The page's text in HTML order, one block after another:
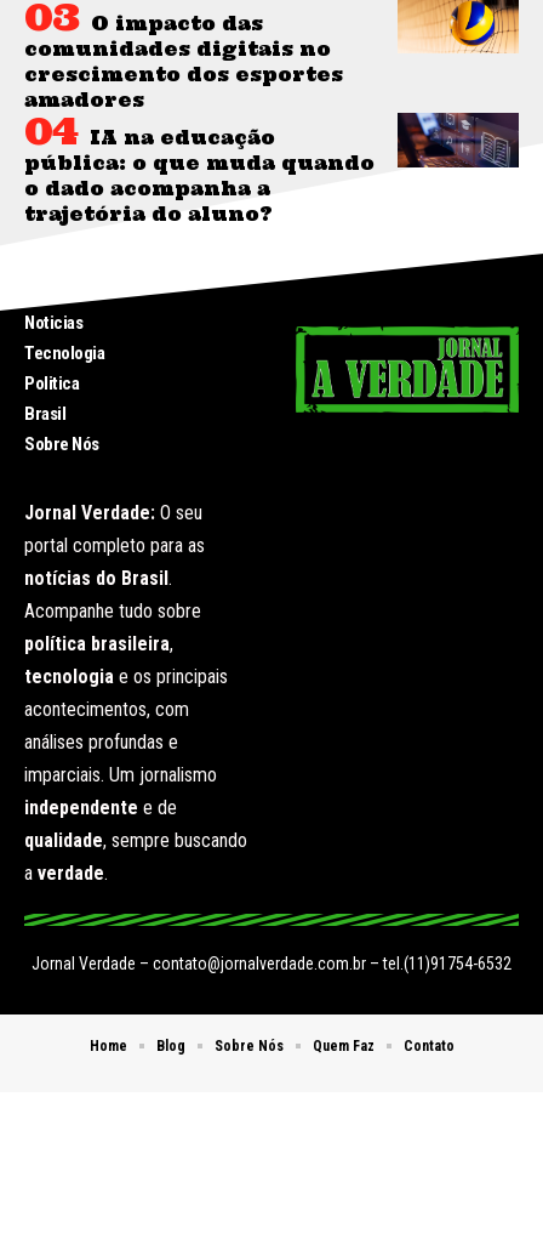
O impacto das
comunidades digitais no
crescimento dos esportes
amadores
IA na educação
pública: o que muda quando
o dado acompanha a
trajetória do aluno?
Noticias
Tecnologia
Politica
Brasil
Sobre Nós
Jornal Verdade: O seu
portal completo para as
notícias do Brasil .
Acompanhe tudo sobre
política brasileira,
tecnologia e os principais
acontecimentos, com
análises profundas e
imparciais. Um jornalismo
independente e de
qualidade, sempre buscando
a verdade.
Jornal Verdade – contato@jornalverdade.com.br – tel.(11)91754-6532
Home Blog Sobre Nós Quem Faz Contato